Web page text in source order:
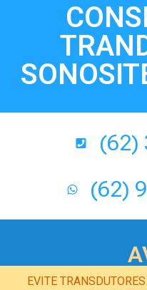
(62)
(62)
EVITE